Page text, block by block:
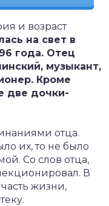
и возраст
на свет в
года. Отец
музыкант,
Кроме
две дочки-
отца.
их, то не было
Со слов отца,
В
жизни,